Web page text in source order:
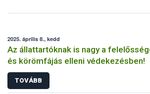
2025. április 8., kedd
Az állattartóknak is nagy a
és körömfájás elleni védekezésben!
TOVÁBB